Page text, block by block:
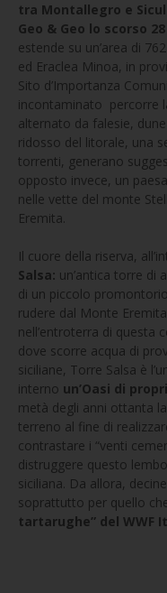
tra Montallegro e
Geo & Geo lo scorso
estende su un’area di
ed Eraclea Minoa, in
Sito d’Importanza
incontaminato percorre
alternato da falesie,
ridosso del litorale, una
torrenti, generano
opposto invece, un
nelle vette del monte
Eremita.
Il cuore della riserva,
Salsa: un’antica torre di
di un piccolo
rudere dal Monte
nell’entroterra di questa
dove scorre acqua di
siciliane, Torre Salsa è
interno un’Oasi di
metà degli anni ottanta
terreno al fine di
contrastare i “venti
distruggere questo
siciliana. Da allora,
soprattutto per quello
tartarughe” del WWF